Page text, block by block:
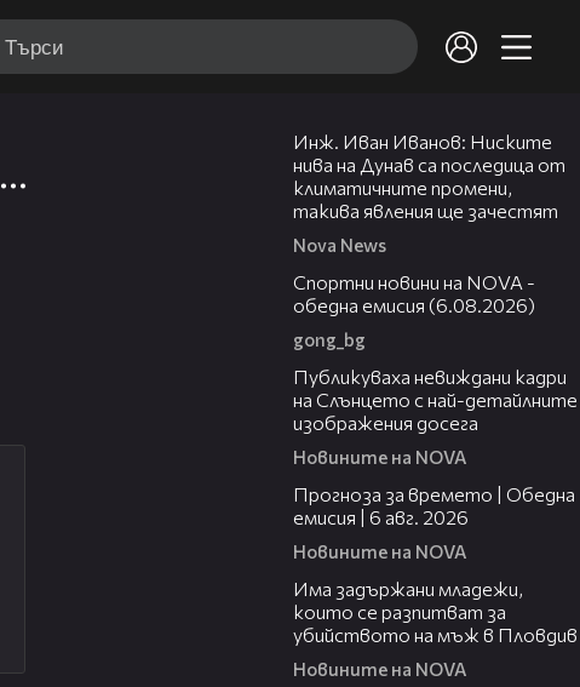
Инж. Иван Иванов: Ниските
нива на Дунав са последица от
климатичните промени,
такива явления ще зачестят
Nova News
Спортни новини на NOVA -
обедна емисия (6.08.2026)
gong_bg
Публикуваха невиждани кадри
на Слънцето с най-детайлните
изображения досега
Новините на NOVA
Прогноза за времето | Обедна
емисия | 6 авг. 2026
Новините на NOVA
Има задържани младежи,
които се разпитват за
убийството на мъж в Пловдив
Новините на NOVA